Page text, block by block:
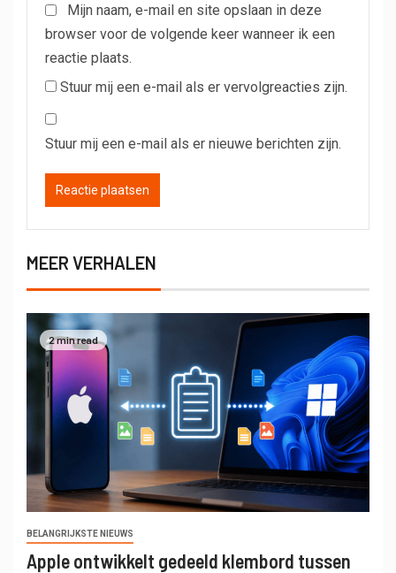
Mijn naam, e-mail en site opslaan in deze
browser voor de volgende keer wanneer ik een
reactie plaats.
Stuur mij een e-mail als er vervolgreacties zijn.
Stuur mij een e-mail als er nieuwe berichten zijn.
MEER VERHALEN
2 min read
BELANGRIJKSTE NIEUWS
Apple ontwikkelt gedeeld klembord tussen